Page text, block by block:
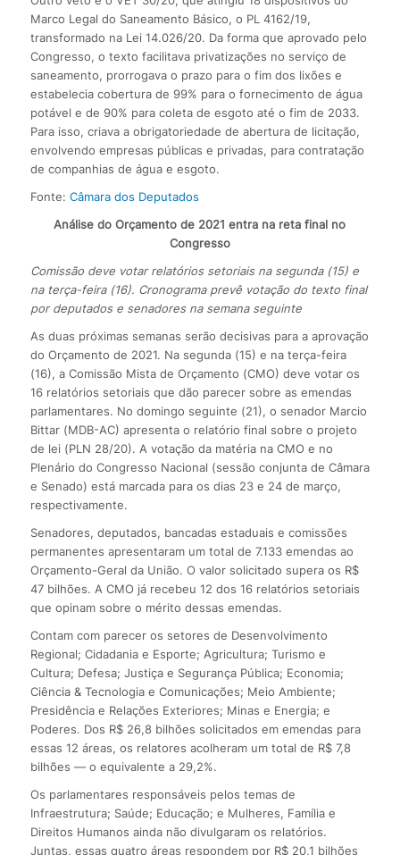
Marco Legal do Saneamento Básico, o PL 4162/19,
transformado na Lei 14.026/20. Da forma que aprovado pelo
Congresso, o texto facilitava privatizações no serviço de
saneamento, prorrogava o prazo para o fim dos lixões e
estabelecia cobertura de 99% para o fornecimento de água
potável e de 90% para coleta de esgoto até o fim de 2033.
Para isso, criava a obrigatoriedade de abertura de licitação,
envolvendo empresas públicas e privadas, para contratação
de companhias de água e esgoto.
Fonte: Câmara dos Deputados
Análise do Orçamento de 2021 entra na reta final no
Congresso
Comissão deve votar relatórios setoriais na segunda (15) e
na terça-feira (16). Cronograma prevê votação do texto final
por deputados e senadores na semana seguinte
As duas próximas semanas serão decisivas para a aprovação
do Orçamento de 2021. Na segunda (15) e na terça-feira
(16), a Comissão Mista de Orçamento (CMO) deve votar os
16 relatórios setoriais que dão parecer sobre as emendas
parlamentares. No domingo seguinte (21), o senador Marcio
Bittar (MDB-AC) apresenta o relatório final sobre o projeto
de lei (PLN 28/20). A votação da matéria na CMO e no
Plenário do Congresso Nacional (sessão conjunta de Câmara
e Senado) está marcada para os dias 23 e 24 de março,
respectivamente.
Senadores, deputados, bancadas estaduais e comissões
permanentes apresentaram um total de 7.133 emendas ao
Orçamento-Geral da União. O valor solicitado supera os R$
47 bilhões. A CMO já recebeu 12 dos 16 relatórios setoriais
que opinam sobre o mérito dessas emendas.
Contam com parecer os setores de Desenvolvimento
Regional; Cidadania e Esporte; Agricultura; Turismo e
Cultura; Defesa; Justiça e Segurança Pública; Economia;
Ciência & Tecnologia e Comunicações; Meio Ambiente;
Presidência e Relações Exteriores; Minas e Energia; e
Poderes. Dos R$ 26,8 bilhões solicitados em emendas para
essas 12 áreas, os relatores acolheram um total de R$ 7,8
bilhões — o equivalente a 29,2%.
Os parlamentares responsáveis pelos temas de
Infraestrutura; Saúde; Educação; e Mulheres, Família e
Direitos Humanos ainda não divulgaram os relatórios.
Juntas, essas quatro áreas respondem por R$ 20,1 bilhões